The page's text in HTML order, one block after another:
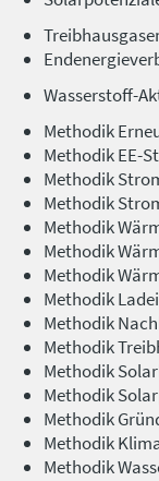
Wasserstoff-
Methodik
Methodik EE-
Methodik
Methodik
Methodik
Methodik
Methodik
Methodik
Methodik
Methodik
Methodik
Methodik
Methodik
Methodik
Methodik